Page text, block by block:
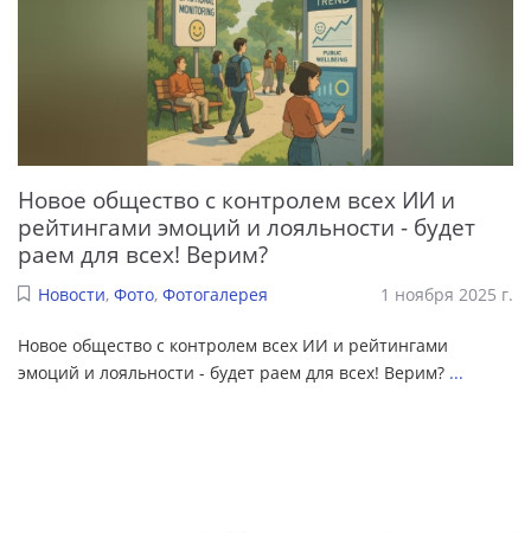
Новое общество с контролем всех ИИ и
рейтингами эмоций и лояльности - будет
раем для всех! Верим?
Новости, Фото, Фотогалерея 1 ноября 2025 г.
Новое общество с контролем всех ИИ и рейтингами
эмоций и лояльности - будет раем для всех! Верим? ...